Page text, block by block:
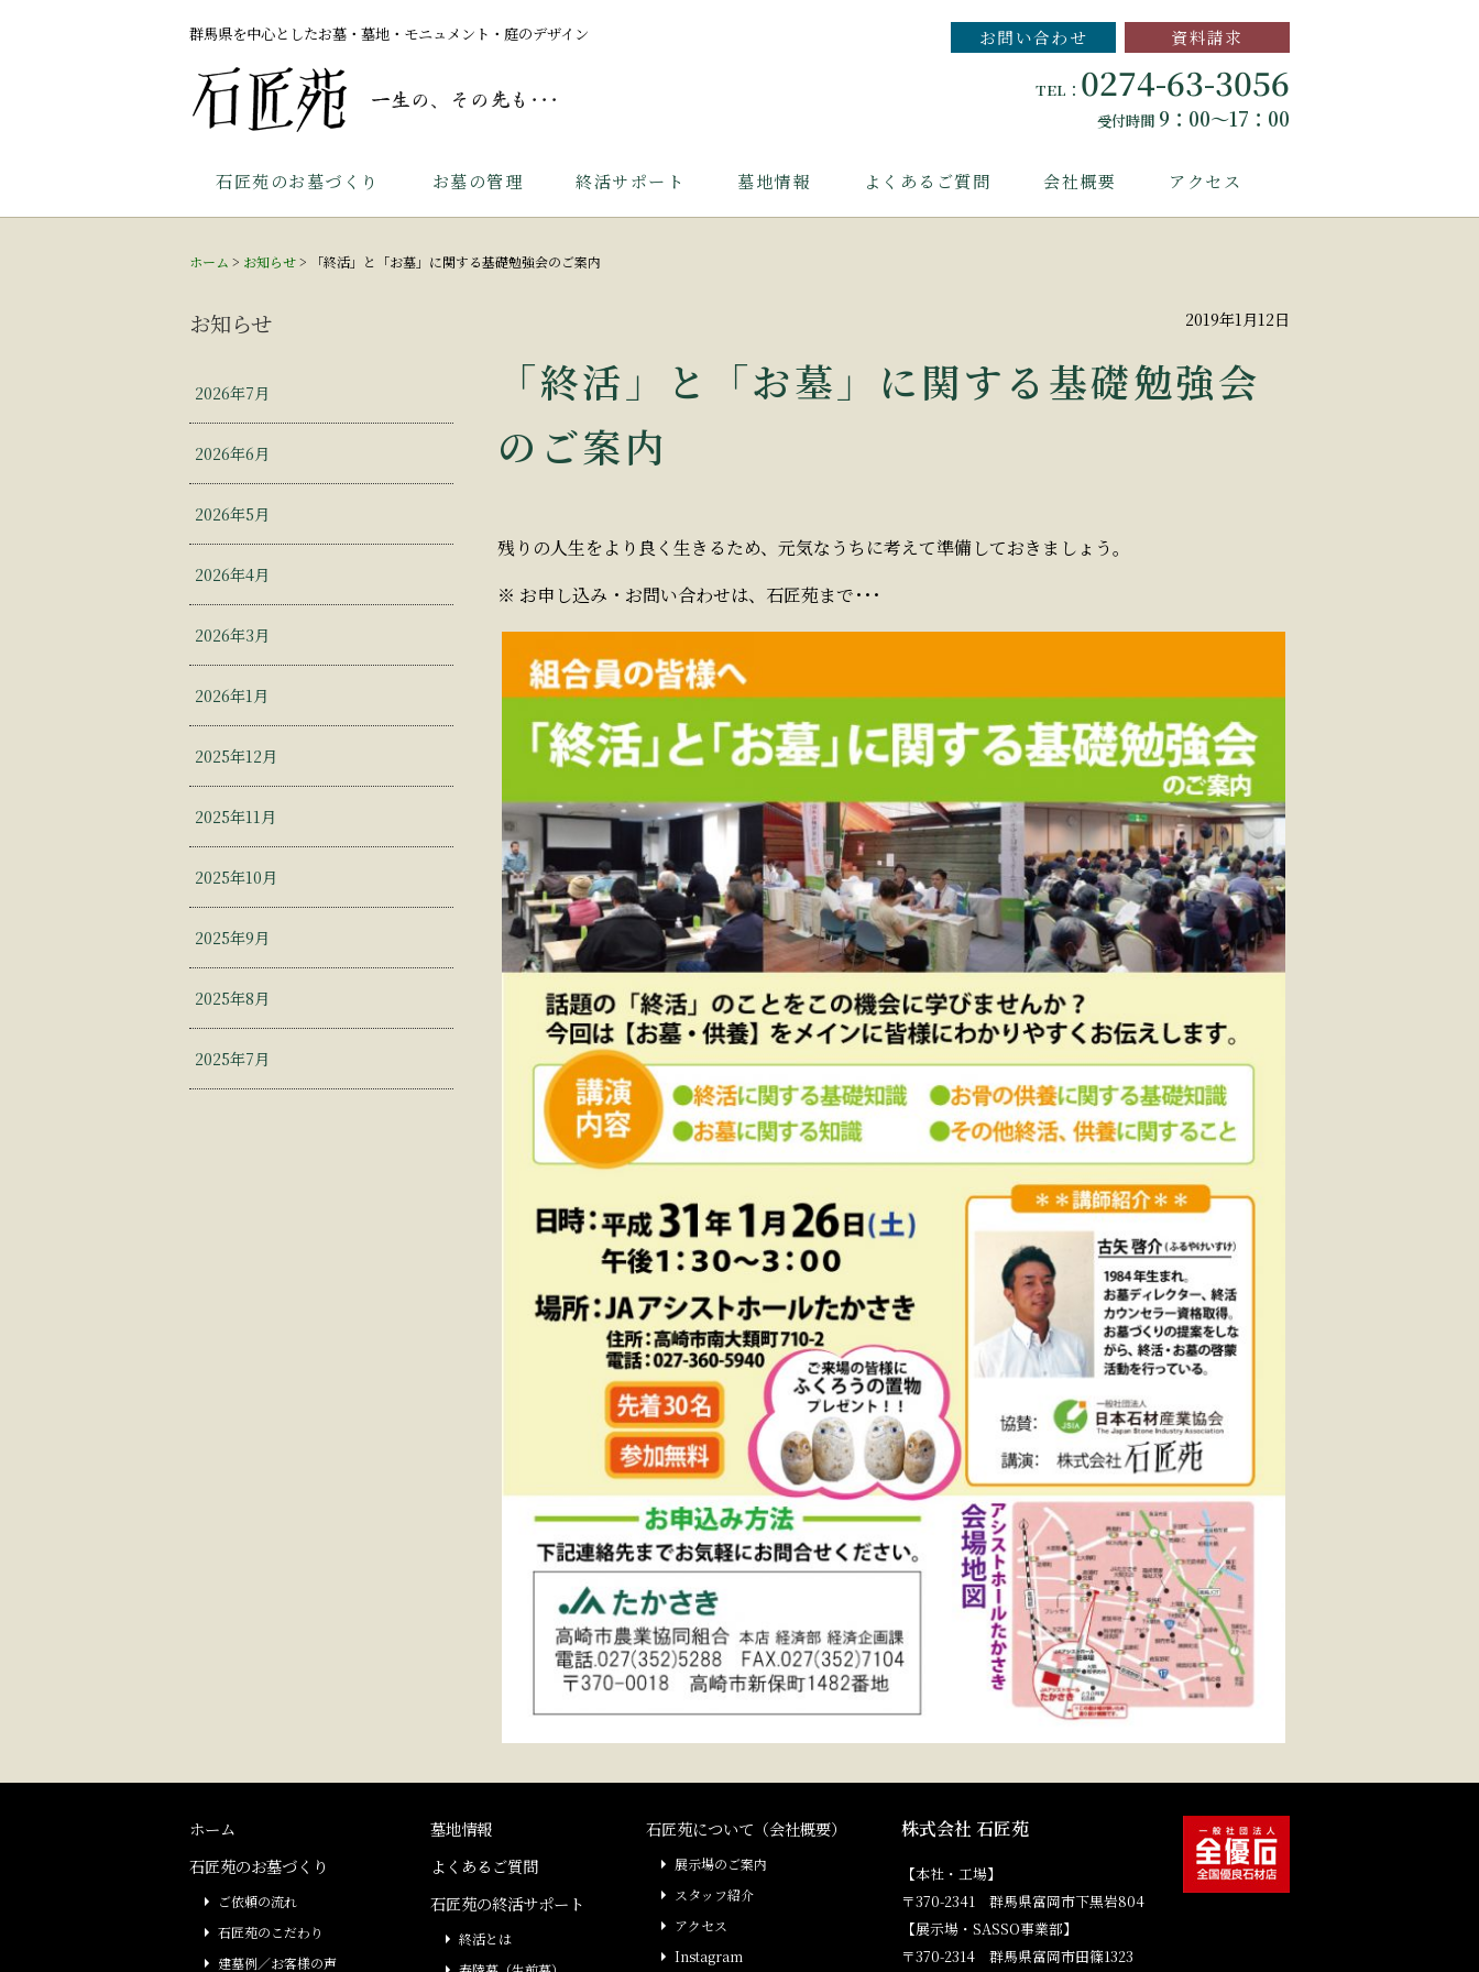
群馬県を中心としたお墓・墓地・モニュメント・庭のデザイン お問い合わせ 資料請求
TEL： 0274-63-3056
受付時間 9：00～17：00
石匠苑のお墓づくり お墓の管理 終活サポート 墓地情報 よくあるご質問 会社概要 アクセス
ホーム > お知らせ> 「終活」と「お墓」に関する基礎勉強会のご案内
2019年1月12日
「終活」と「お墓」に関する基礎勉強会
のご案内
残りの人生をより良く生きるため、元気なうちに考えて準備しておきましょう。
※ お申し込み・お問い合わせは、石匠苑まで･･･
お知らせ
2026年7月
2026年6月
2026年5月
2026年4月
2026年3月
2026年1月
2025年12月
2025年11月
2025年10月
2025年9月
2025年8月
2025年7月
ホーム
石匠苑のお墓づくり
ご依頼の流れ
石匠苑のこだわり
建墓例／お客様の声
墓地情報
よくあるご質問
石匠苑の終活サポート
終活とは
石匠苑について（会社概要）
展示場のご案内
スタッフ紹介
アクセス
Instagram
株式会社 石匠苑
【本社・工場】
〒370-2341 群馬県富岡市下黒岩804
【展示場・SASSO事業部】
〒370-2314 群馬県富岡市田篠1323